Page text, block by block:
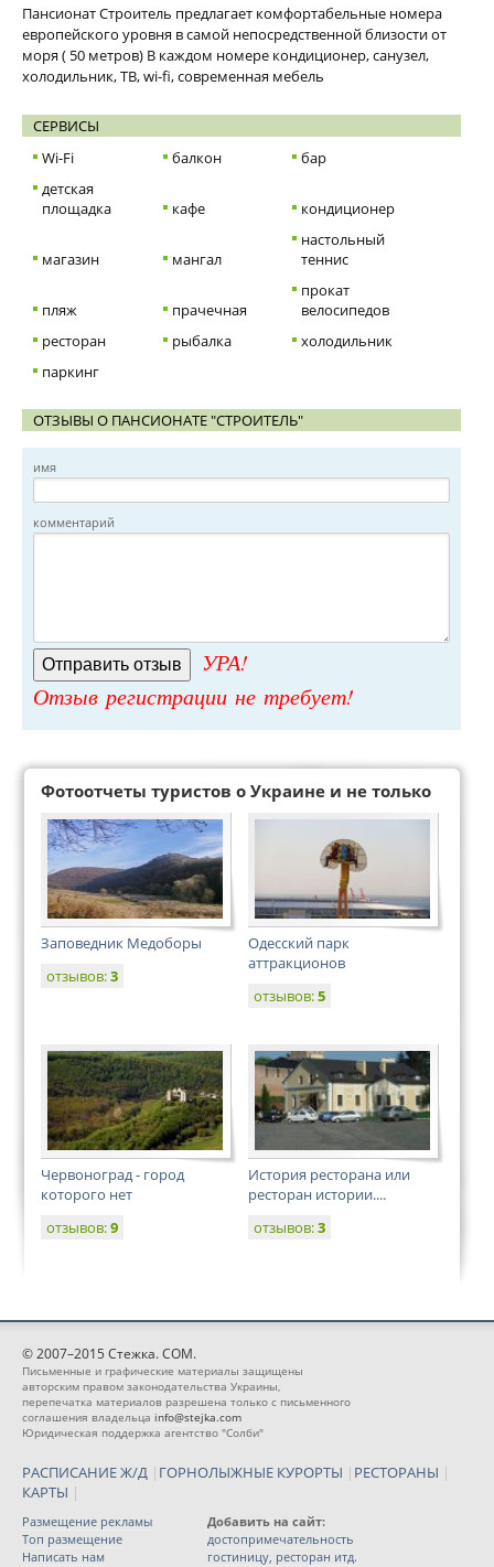
Пансионат Строитель предлагает комфортабельные номера
европейского уровня в самой непосредственной близости от
моря ( 50 метров) В каждом номере кондиционер, санузел,
холодильник, ТВ, wi-fi, современная мебель
СЕРВИСЫ
Wi-Fi
балкон
бар
детская
площадка
кафе кондиционер
магазин мангал
настольный
теннис
пляж прачечная
прокат
велосипедов
ресторан
рыбалка
холодильник
паркинг
ОТЗЫВЫ О ПАНСИОНАТЕ "СТРОИТЕЛЬ"
имя
комментарий
УРА!
Отзыв регистрации не требует!
Фотоотчеты туристов о Украине и не только
Заповедник Медоборы
отзывов:3
Одесский парк
аттракционов
отзывов:5
Червоноград - город
которого нет
отзывов:9
История ресторана или
ресторан истории....
отзывов:3
© 2007–2015 Стежка. COM.
Письменные и графические материалы защищены
авторским правом законодательства Украины,
перепечатка материалов разрешена только с письменного
соглашения владельца info@stejka.com
Юридическая поддержка агентство "Солби"
РАСПИСАНИЕ Ж/Д | ГОРНОЛЫЖНЫЕ КУРОРТЫ | РЕСТОРАНЫ |
КАРТЫ |
Размещение рекламы
Топ размещение
Написать нам
Добавить на сайт:
достопримечательность
гостиницу, ресторан итд.